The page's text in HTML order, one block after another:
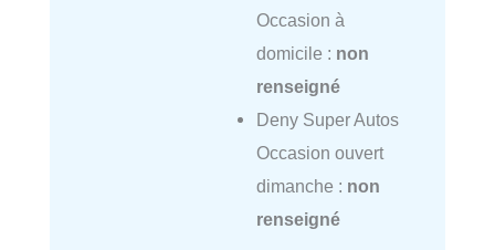
Occasion à
domicile : non
renseigné
Deny Super Autos
Occasion ouvert
dimanche : non
renseigné